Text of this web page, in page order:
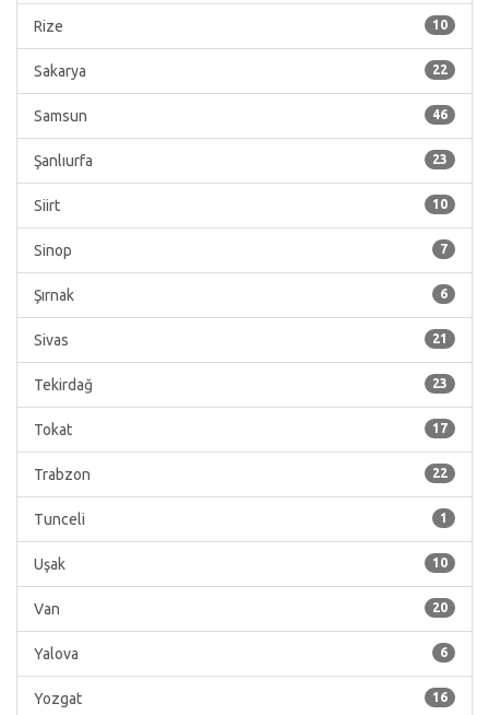
10
Rize
22
Sakarya
46
Samsun
23
Şanlıurfa
10
Siirt
7
Sinop
6
Şırnak
21
Sivas
23
Tekirdağ
17
Tokat
22
Trabzon
1
Tunceli
10
Uşak
20
Van
6
Yalova
16
Yozgat